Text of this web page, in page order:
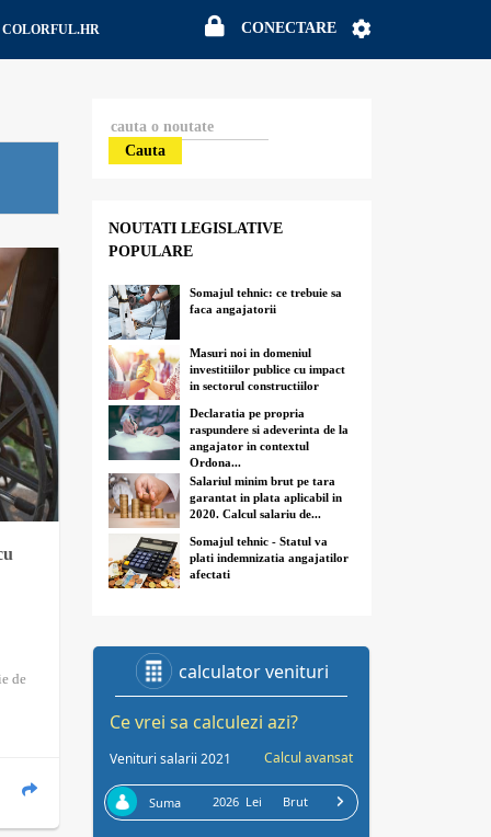
CONECTARE
CONECTARE
COLORFUL.HR
de
Cauta
NOUTATI LEGISLATIVE
POPULARE
Somajul tehnic: ce trebuie sa
faca angajatorii
Masuri noi in domeniul
investitiilor publice cu impact
in sectorul constructiilor
Declaratia pe propria
raspundere si adeverinta de la
angajator in contextul
Ordona...
Salariul minim brut pe tara
garantat in plata aplicabil in
2020. Calcul salariu de...
Somajul tehnic - Statul va
plati indemnizatia angajatilor
afectati